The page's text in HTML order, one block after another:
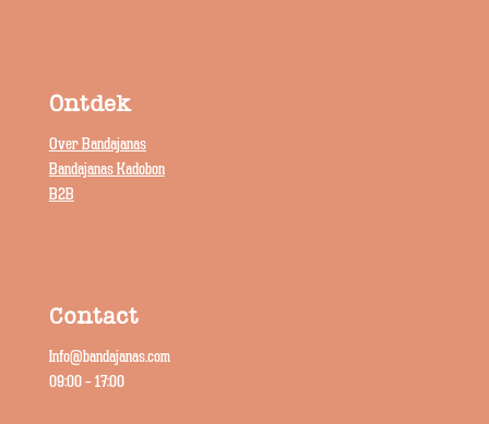
Ontdek
Over Bandajanas
Bandajanas Kadobon
B2B
Contact
Info@bandajanas.com
09:00 – 17:00